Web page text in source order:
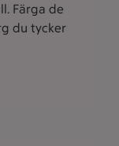
Färga de
du tycker